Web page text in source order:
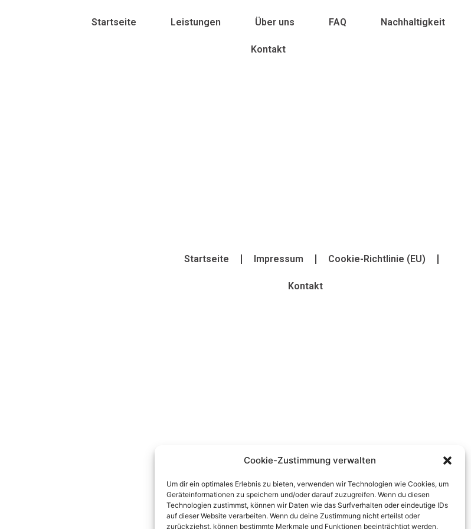
Cookie-Zustimmung verwalten
Um dir ein optimales Erlebnis zu bieten, verwenden wir Technologien wie Cookies, um
Geräteinformationen zu speichern und/oder darauf zuzugreifen. Wenn du diesen
Technologien zustimmst, können wir Daten wie das Surfverhalten oder eindeutige IDs
auf dieser Website verarbeiten. Wenn du deine Zustimmung nicht erteilst oder
zurückziehst, können bestimmte Merkmale und Funktionen beeinträchtigt werden.
Startseite Leistungen Über uns FAQ Nachhaltigkeit
Kontakt
Startseite Impressum Cookie-Richtlinie (EU)
Kontakt